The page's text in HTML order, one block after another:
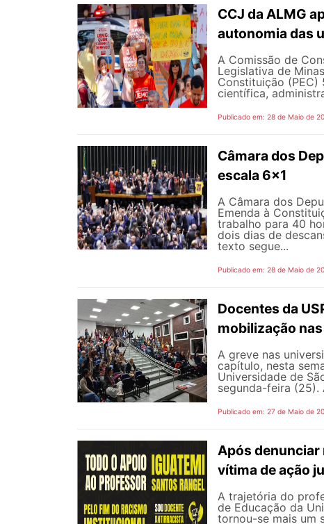
CCJ da ALMG
autonomia das
A Comissão de
Legislativa de
Constituição
científica,
Publicado em: 28 de Maio de
Câmara dos
escala 6x1
A Câmara dos
Emenda à
trabalho para 40
dois dias de
texto segue...
Publicado em: 28 de Maio de
Docentes da
mobilização
A greve nas
capítulo, nesta
Universidade de
segunda-feira (25).
Publicado em: 27 de Maio de
Após
vítima de ação
A trajetória do
de Educação da
tornou-se mais um